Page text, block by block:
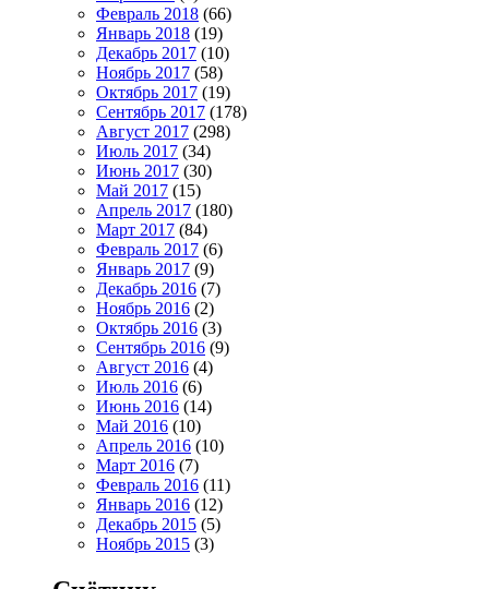
Февраль 2018 (66)
Январь 2018 (19)
Декабрь 2017 (10)
Ноябрь 2017 (58)
Октябрь 2017 (19)
Сентябрь 2017 (178)
Август 2017 (298)
Июль 2017 (34)
Июнь 2017 (30)
Май 2017 (15)
Апрель 2017 (180)
Март 2017 (84)
Февраль 2017 (6)
Январь 2017 (9)
Декабрь 2016 (7)
Ноябрь 2016 (2)
Октябрь 2016 (3)
Сентябрь 2016 (9)
Август 2016 (4)
Июль 2016 (6)
Июнь 2016 (14)
Май 2016 (10)
Апрель 2016 (10)
Март 2016 (7)
Февраль 2016 (11)
Январь 2016 (12)
Декабрь 2015 (5)
Ноябрь 2015 (3)